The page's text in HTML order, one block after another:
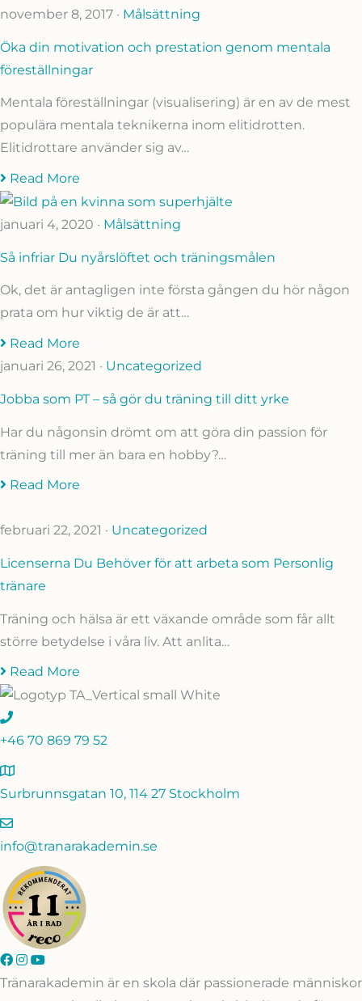
november 8, 2017 · Målsättning
Öka din motivation och prestation genom mentala
föreställningar
Mentala föreställningar (visualisering) är en av de mest
populära mentala teknikerna inom elitidrotten.
Elitidrottare använder sig av…
Read More
januari 4, 2020 · Målsättning
Så infriar Du nyårslöftet och träningsmålen
Ok, det är antagligen inte första gången du hör någon
prata om hur viktig de är att…
Read More
januari 26, 2021 · Uncategorized
Jobba som PT – så gör du träning till ditt yrke
Har du någonsin drömt om att göra din passion för
träning till mer än bara en hobby?…
Read More
februari 22, 2021 · Uncategorized
Licenserna Du Behöver för att arbeta som Personlig
tränare
Träning och hälsa är ett växande område som får allt
större betydelse i våra liv. Att anlita…
Read More
+46 70 869 79 52
Surbrunnsgatan 10, 114 27 Stockholm
info@tranarakademin.se
Tränarakademin är en skola där passionerade människor